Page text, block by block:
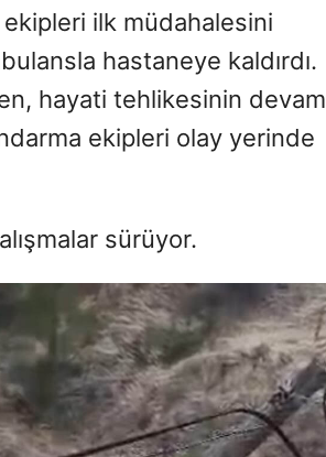
ilk müdahalesini
hastaneye kaldırdı.
hayati tehlikesinin devam
ekipleri olay yerinde
sürüyor.